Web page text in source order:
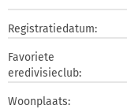
Registratiedatum:
Favoriete
eredivisieclub:
Woonplaats: